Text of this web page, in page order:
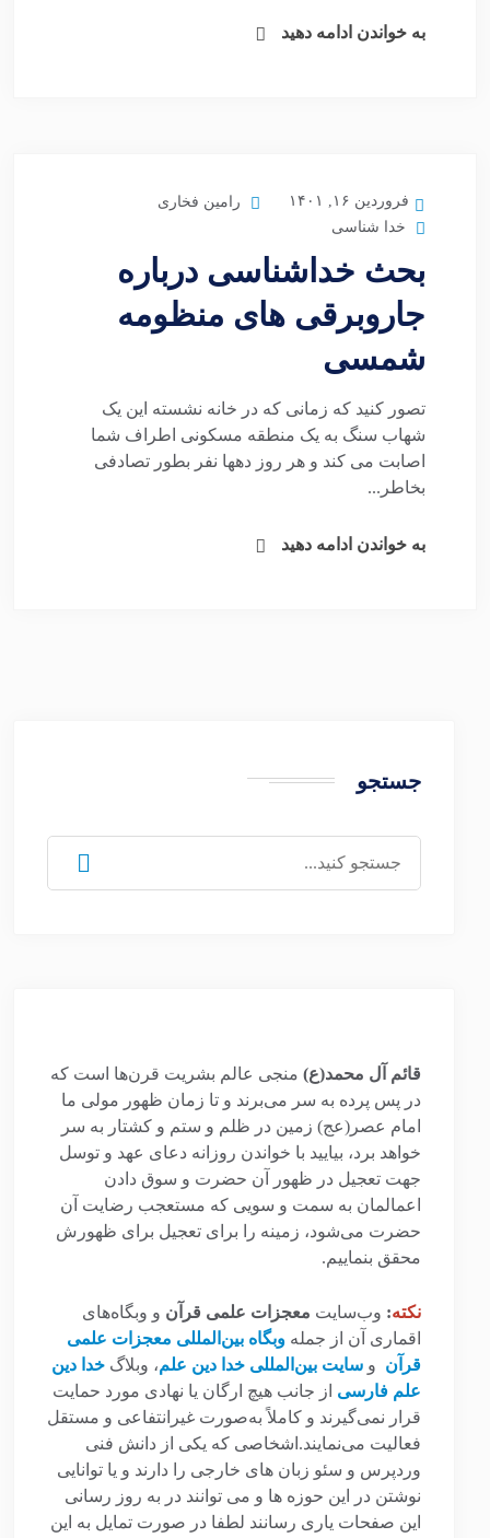
به خواندن ادامه دهید
فروردین ۱۶, ۱۴۰۱
رامین فخاری
خدا شناسی
بحث خداشناسی درباره
جاروبرقی های منظومه
شمسی
تصور کنید که زمانی که در خانه نشسته این یک
شهاب سنگ به یک منطقه مسکونی اطراف شما
اصابت می کند و هر روز دهها نفر بطور تصادفی
بخاطر...
به خواندن ادامه دهید
جستجو
برای:
قائم آل محمد(ع) منجی عالم بشریت قرن‌ها است که
در پس پرده به سر می‌برند و تا زمان ظهور مولی ما
امام عصر(عج) زمین در ظلم و ستم و کشتار به سر
خواهد برد، بیایید با خواندن روزانه دعای عهد و توسل
جهت تعجیل در ظهور آن حضرت و سوق دادن
اعمالمان به سمت و سویی که مستعجب رضایت آن
حضرت می‌شود، زمینه را برای تعجیل برای ظهورش
محقق بنماییم.
نکته: وب‌سایت معجزات علمی قرآن و وبگاه‌های
اقماری آن از جمله وبگاه بین‌المللی معجزات علمی
قرآن و سایت بین‌المللی خدا دین علم، وبلاگ خدا دین
علم فارسی از جانب هیچ ارگان یا نهادی مورد حمایت
قرار نمی‌گیرند و کاملاً به‌صورت غیرانتفاعی و مستقل
فعالیت می‌نمایند.اشخاصی که یکی از دانش فنی
وردپرس و سئو زبان های خارجی را دارند و یا توانایی
نوشتن در این حوزه ها و می توانند در به روز رسانی
این صفحات یاری رسانند لطفا در صورت تمایل به این